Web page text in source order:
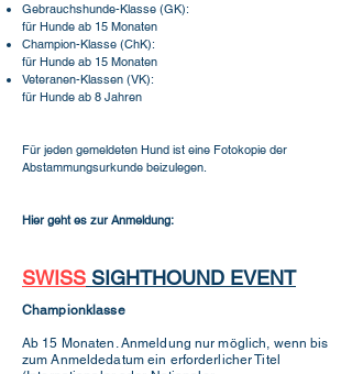
Gebrauchshunde-Klasse (GK):
für Hunde ab 15 Monaten
Champion-Klasse (ChK):
für Hunde ab 15 Monaten
Veteranen-Klassen (VK):
für Hunde ab 8 Jahren
Für jeden gemeldeten Hund ist eine Fotokopie der
Abstammungsurkunde beizulegen.
Hier geht es zur Anmeldung:
SWISS SIGHTHOUND EVENT
Championklasse
Ab 15 Monaten. Anmeldung nur möglich, wenn bis
zum Anmeldedatum ein erforderlicher Titel